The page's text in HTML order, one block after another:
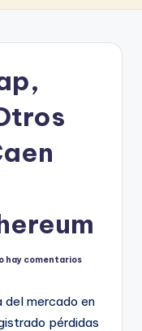
hay comentarios
del mercado en
pérdidas